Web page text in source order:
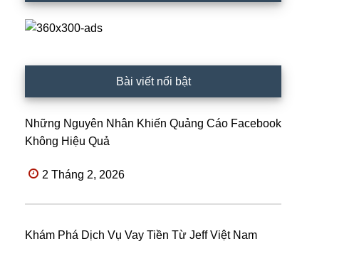
Bài viết nổi bật
Những Nguyên Nhân Khiến Quảng Cáo Facebook
Không Hiệu Quả
2 Tháng 2, 2026
Khám Phá Dịch Vụ Vay Tiền Từ Jeff Việt Nam